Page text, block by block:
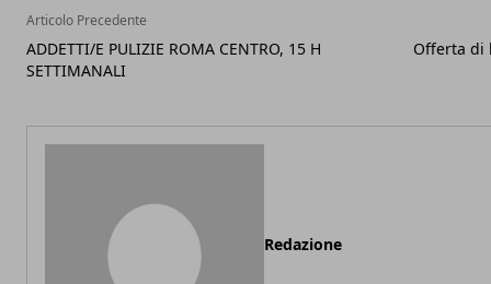
Articolo Precedente
ADDETTI/E PULIZIE ROMA CENTRO, 15 H
SETTIMANALI
Offerta di
Redazione